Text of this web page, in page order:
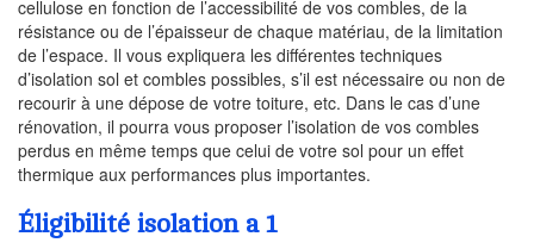
cellulose en fonction de l’accessibilité de vos combles, de la
résistance ou de l’épaisseur de chaque matériau, de la limitation
de l’espace. Il vous expliquera les différentes techniques
d’isolation sol et combles possibles, s’il est nécessaire ou non de
recourir à une dépose de votre toiture, etc. Dans le cas d’une
rénovation, il pourra vous proposer l’isolation de vos combles
perdus en même temps que celui de votre sol pour un effet
thermique aux performances plus importantes.
Éligibilité isolation a 1